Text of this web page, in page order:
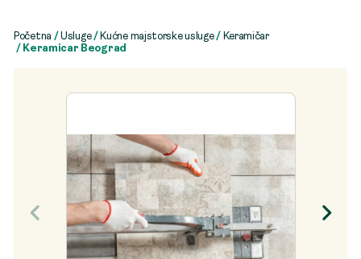
Početna /Usluge/ Kućne majstorske usluge/ Keramičar
/ Keramicar Beograd